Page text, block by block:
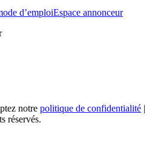
d’emploiEspace annonceur
notre politique de confidentialité |
réservés.